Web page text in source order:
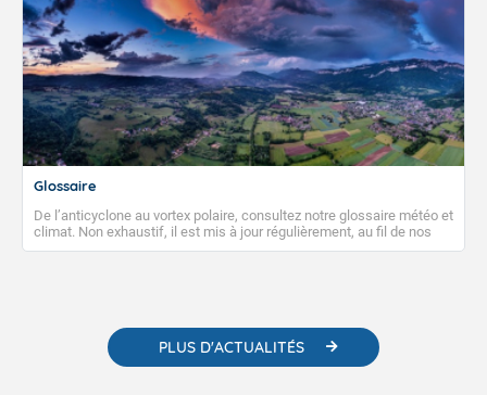
Glossaire
De l’anticyclone au vortex polaire, consultez notre glossaire météo et
climat. Non exhaustif, il est mis à jour régulièrement, au fil de nos
publications. Vous y trouverez également des liens utiles vers nos
PLUS D'ACTUALITÉS